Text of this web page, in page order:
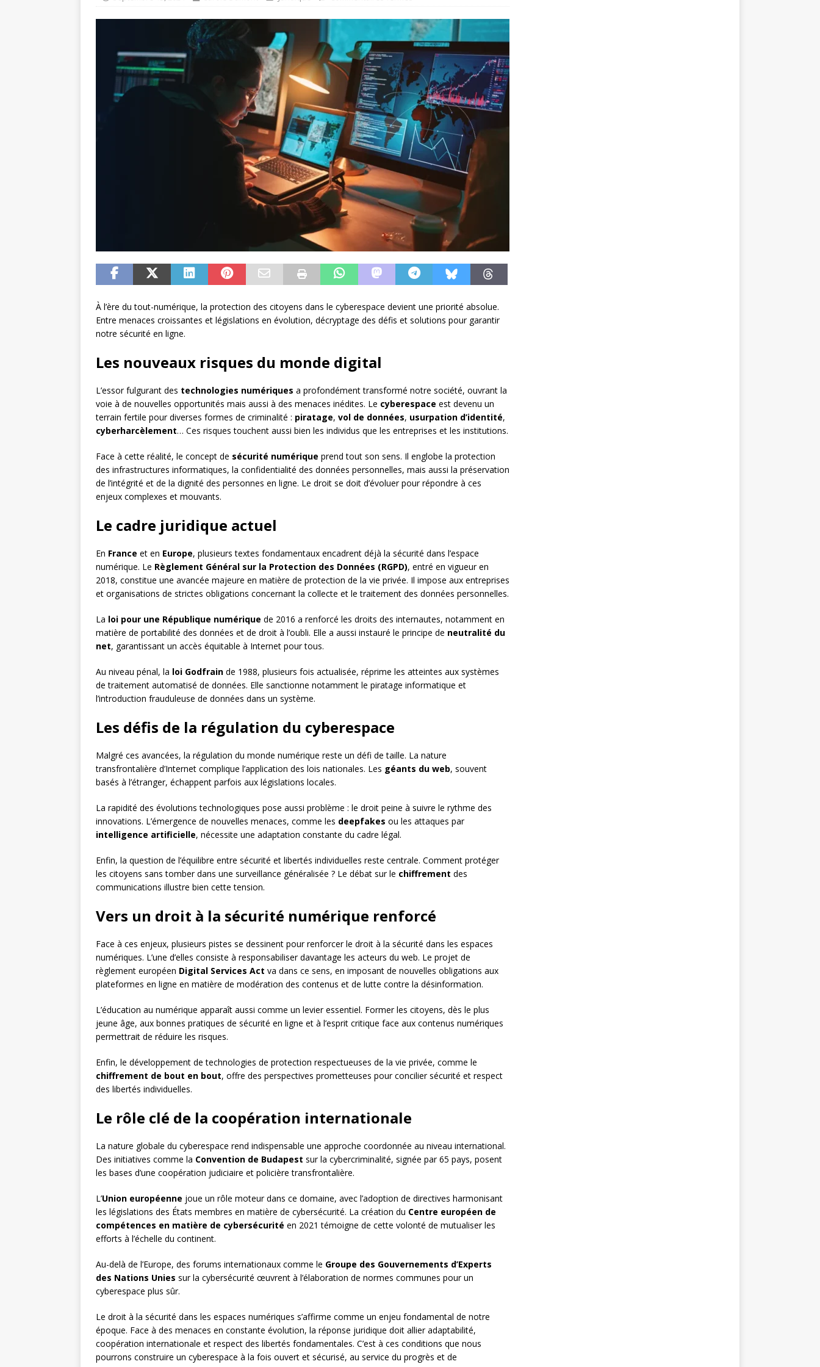
À l’ère du tout-numérique, la protection des citoyens dans le cyberespace devient une priorité absolue.
Entre menaces croissantes et législations en évolution, décryptage des défis et solutions pour garantir
notre sécurité en ligne.
Les nouveaux risques du monde digital
L’essor fulgurant des technologies numériques a profondément transformé notre société, ouvrant la
voie à de nouvelles opportunités mais aussi à des menaces inédites. Le cyberespace est devenu un
terrain fertile pour diverses formes de criminalité : piratage, vol de données, usurpation d’identité,
cyberharcèlement… Ces risques touchent aussi bien les individus que les entreprises et les institutions.
Face à cette réalité, le concept de sécurité numérique prend tout son sens. Il englobe la protection
des infrastructures informatiques, la confidentialité des données personnelles, mais aussi la préservation
de l’intégrité et de la dignité des personnes en ligne. Le droit se doit d’évoluer pour répondre à ces
enjeux complexes et mouvants.
Le cadre juridique actuel
En France et en Europe, plusieurs textes fondamentaux encadrent déjà la sécurité dans l’espace
numérique. Le Règlement Général sur la Protection des Données (RGPD), entré en vigueur en
2018, constitue une avancée majeure en matière de protection de la vie privée. Il impose aux entreprises
et organisations de strictes obligations concernant la collecte et le traitement des données personnelles.
La loi pour une République numérique de 2016 a renforcé les droits des internautes, notamment en
matière de portabilité des données et de droit à l’oubli. Elle a aussi instauré le principe de neutralité du
net, garantissant un accès équitable à Internet pour tous.
Au niveau pénal, la loi Godfrain de 1988, plusieurs fois actualisée, réprime les atteintes aux systèmes
de traitement automatisé de données. Elle sanctionne notamment le piratage informatique et
l’introduction frauduleuse de données dans un système.
Les défis de la régulation du cyberespace
Malgré ces avancées, la régulation du monde numérique reste un défi de taille. La nature
transfrontalière d’Internet complique l’application des lois nationales. Les géants du web, souvent
basés à l’étranger, échappent parfois aux législations locales.
La rapidité des évolutions technologiques pose aussi problème : le droit peine à suivre le rythme des
innovations. L’émergence de nouvelles menaces, comme les deepfakes ou les attaques par
intelligence artificielle, nécessite une adaptation constante du cadre légal.
Enfin, la question de l’équilibre entre sécurité et libertés individuelles reste centrale. Comment protéger
les citoyens sans tomber dans une surveillance généralisée ? Le débat sur le chiffrement des
communications illustre bien cette tension.
Vers un droit à la sécurité numérique renforcé
Face à ces enjeux, plusieurs pistes se dessinent pour renforcer le droit à la sécurité dans les espaces
numériques. L’une d’elles consiste à responsabiliser davantage les acteurs du web. Le projet de
règlement européen Digital Services Act va dans ce sens, en imposant de nouvelles obligations aux
plateformes en ligne en matière de modération des contenus et de lutte contre la désinformation.
L’éducation au numérique apparaît aussi comme un levier essentiel. Former les citoyens, dès le plus
jeune âge, aux bonnes pratiques de sécurité en ligne et à l’esprit critique face aux contenus numériques
permettrait de réduire les risques.
Enfin, le développement de technologies de protection respectueuses de la vie privée, comme le
chiffrement de bout en bout, offre des perspectives prometteuses pour concilier sécurité et respect
des libertés individuelles.
Le rôle clé de la coopération internationale
La nature globale du cyberespace rend indispensable une approche coordonnée au niveau international.
Des initiatives comme la Convention de Budapest sur la cybercriminalité, signée par 65 pays, posent
les bases d’une coopération judiciaire et policière transfrontalière.
L’Union européenne joue un rôle moteur dans ce domaine, avec l’adoption de directives harmonisant
les législations des États membres en matière de cybersécurité. La création du Centre européen de
compétences en matière de cybersécurité en 2021 témoigne de cette volonté de mutualiser les
efforts à l’échelle du continent.
Au-delà de l’Europe, des forums internationaux comme le Groupe des Gouvernements d’Experts
des Nations Unies sur la cybersécurité œuvrent à l’élaboration de normes communes pour un
cyberespace plus sûr.
Le droit à la sécurité dans les espaces numériques s’affirme comme un enjeu fondamental de notre
époque. Face à des menaces en constante évolution, la réponse juridique doit allier adaptabilité,
coopération internationale et respect des libertés fondamentales. C’est à ces conditions que nous
pourrons construire un cyberespace à la fois ouvert et sécurisé, au service du progrès et de